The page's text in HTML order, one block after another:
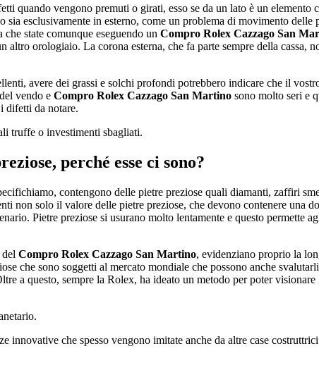
quando vengono premuti o girati, esso se da un lato è un elemento
esclusivamente in esterno, come un problema di movimento
state comunque eseguendo un Compro Rolex Cazzago San
orologiaio. La corona esterna, che fa parte sempre della cassa,
avere dei grassi e solchi profondi potrebbero indicare che il
vendo e Compro Rolex Cazzago San Martino sono molto seri e
difetti da notare.
truffe o investimenti sbagliati.
perché esse ci sono?
contengono delle pietre preziose quali diamanti, zaffiri
non solo il valore delle pietre preziose, che devono contenere una
Pietre preziose si usurano molto lentamente e questo permette
Compro Rolex Cazzago San Martino, evidenziano proprio la
che sono soggetti al mercato mondiale che possono anche
a questo, sempre la Rolex, ha ideato un metodo per poter
innovative che spesso vengono imitate anche da altre case